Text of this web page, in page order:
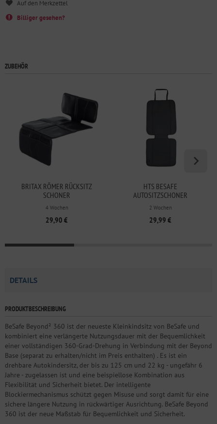
Billiger gesehen?
ZUBEHÖR
BRITAX RÖMER RÜCKSITZ
SCHONER
KINDERSITZUNTERLAGE
4 Wochen
29,90 €
HTS BESAFE
AUTOSITZSCHONER
2 Wochen
29,99 €
DETAILS
PRODUKTBESCHREIBUNG
BeSafe Beyond² 360 ist der neueste Kleinkindsitz von BeSafe und
kombiniert eine verlängerte Nutzungsdauer mit der Bequemlichkeit
einer vollständigen 360-Grad-Drehung in Verbindung mit der Beyond
Base (separat zu erhalten/nicht im Preis enthalten) . Es ist ein
drehbare Autokindersitz, der bis zu 125 cm und 22 kg - ungefähr 6
Jahre - zugelassen ist und eine beispiellose Kombination aus
Flexibilität und Sicherheit bietet. Der intelligente
Blockiermechanismus schützt gegen Misuse und sorgt damit für eine
sichere längere Nutzung in rückwärtiger Ausrichtung. BeSafe Beyond
360 ist der neue Maßstab für Bequemlichkeit und Sicherheit.